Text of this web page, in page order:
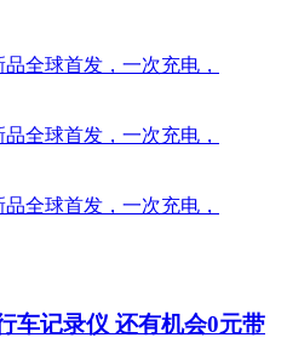
车记录仪 还有机会0元带